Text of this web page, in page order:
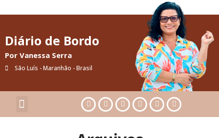
Diário de Bordo
Por Vanessa Serra
São Luís - Maranhão - Brasil